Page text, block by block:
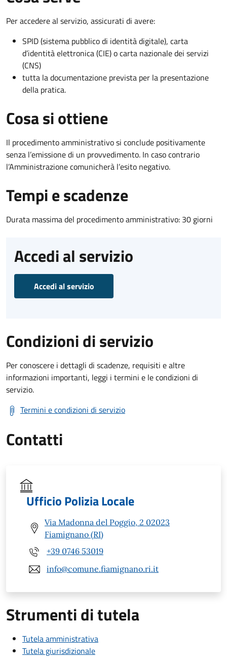
Per accedere al servizio, assicurati di avere:
SPID (sistema pubblico di identità digitale), carta
d’identità elettronica (CIE) o carta nazionale dei servizi
(CNS)
tutta la documentazione prevista per la presentazione
della pratica.
Cosa si ottiene
Il procedimento amministrativo si conclude positivamente
senza l’emissione di un provvedimento. In caso contrario
l’Amministrazione comunicherà l’esito negativo.
Tempi e scadenze
Durata massima del procedimento amministrativo: 30 giorni
Accedi al servizio
Accedi al servizio
Condizioni di servizio
Per conoscere i dettagli di scadenze, requisiti e altre
informazioni importanti, leggi i termini e le condizioni di
servizio.
Termini e condizioni di servizio
Contatti
Ufficio Polizia Locale
Via Madonna del Poggio, 2 02023
Fiamignano (RI)
+39 0746 53019
info@comune.fiamignano.ri.it
Strumenti di tutela
Tutela amministrativa
Tutela giurisdizionale